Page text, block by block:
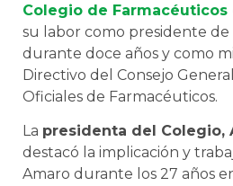
Colegio de Farmacéuticos
su labor como presidente
durante doce años y como
Directivo del Consejo
Oficiales de Farmacéuticos.
La presidenta del Colegio,
destacó la implicación y
Amaro durante los 27 años